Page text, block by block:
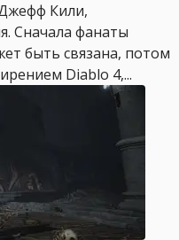
Кили,
Сначала фанаты
быть связана, потом
Diablo 4,...